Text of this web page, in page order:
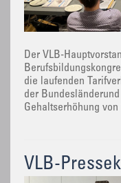
Der VLB-
die laufenden
der
Gehaltserhöhung von
VLB-